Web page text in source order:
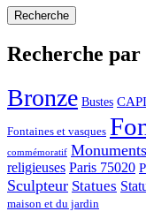
Recherche par
Bronze Bustes
Fontaines et vasques
commémoratif
religieuses Paris 75020
Sculpteur Statues
maison et du jardin